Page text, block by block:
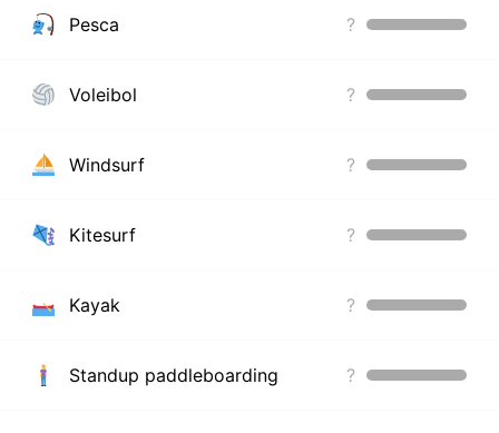
Pesca ?
Voleibol ?
Windsurf ?
Kitesurf ?
Kayak ?
Standup paddleboarding ?